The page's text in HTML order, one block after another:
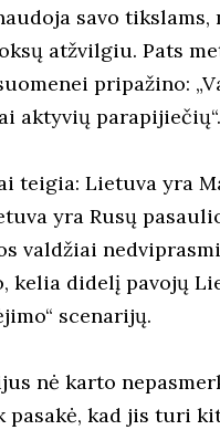
savo tikslams,
atžvilgiu. Pats
pripažino:
aktyvių parapijiečių“.
teigia: Lietuva yra
yra Rusų
valdžiai
kelia didelį pavojų
scenarijų.
nė karto
pasakė, kad jis turi